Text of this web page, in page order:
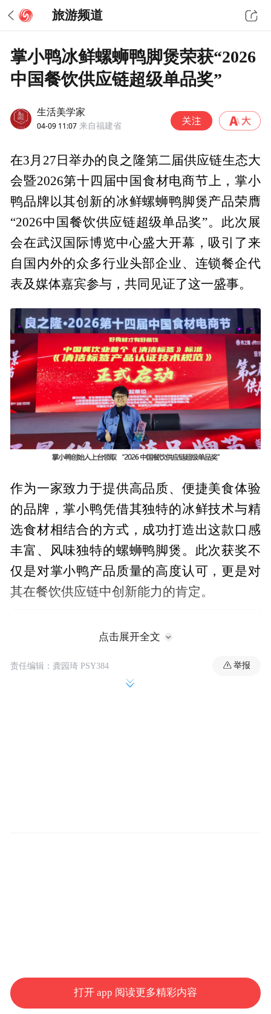
旅游频道
掌小鸭冰鲜螺蛳鸭脚煲荣获“2026
中国餐饮供应链超级单品奖”
生活美学家
04-09 11:07 来自福建省
在3月27日举办的良之隆第二届供应链生态大
会暨2026第十四届中国食材电商节上，掌小
鸭品牌以其创新的冰鲜螺蛳鸭脚煲产品荣膺
“2026中国餐饮供应链超级单品奖”。此次展
会在武汉国际博览中心盛大开幕，吸引了来
自国内外的众多行业头部企业、连锁餐企代
表及媒体嘉宾参与，共同见证了这一盛事。
作为一家致力于提供高品质、便捷美食体验
的品牌，掌小鸭凭借其独特的冰鲜技术与精
选食材相结合的方式，成功打造出这款口感
丰富、风味独特的螺蛳鸭脚煲。此次获奖不
仅是对掌小鸭产品质量的高度认可，更是对
其在餐饮供应链中创新能力的肯定。
在以“生态共生、产业共进”为主题的大会
上，各行业领袖围绕食材供应链的发展趋势
点击展开全文
责任编辑：龚园琦 PSY384 举报
打开 app 阅读更多精彩内容